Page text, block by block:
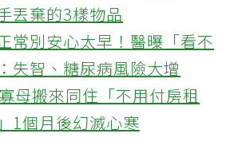
丟棄的3樣物品
常別安心太早！醫曝「看不
失智、糖尿病風險大增
母搬來同住「不用付房租
1個月後幻滅心寒